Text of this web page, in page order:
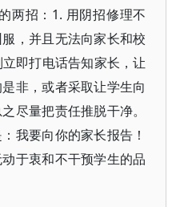
两招：1. 用阴招修理不
，并且无法向家长和校
即打电话告知家长，让
非，或者采取让学生向
尽量把责任推脱干净。
我要向你的家长报告！
于衷和不干预学生的品